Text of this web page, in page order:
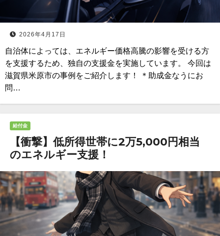
2026年4月17日
自治体によっては、エネルギー価格高騰の影響を受ける方
を支援するため、独自の支援金を実施しています。 今回は
滋賀県米原市の事例をご紹介します！ ＊助成金なうにお
問…
給付金
【衝撃】低所得世帯に2万5,000円相当
のエネルギー支援！